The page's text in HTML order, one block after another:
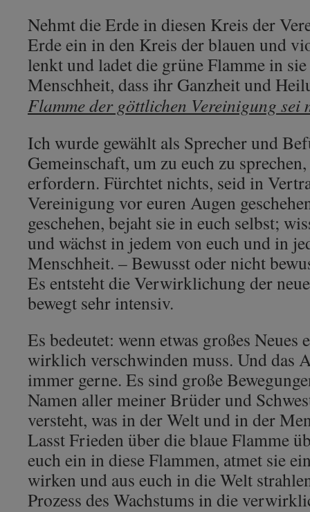
Nehmt die Erde in diesen Kreis der
Erde ein in den Kreis der blauen und
lenkt und ladet die grüne Flamme in
Menschheit, dass ihr Ganzheit und
Flamme der göttlichen Vereinigung sei
Ich wurde gewählt als Sprecher und
Gemeinschaft, um zu euch zu
erfordern. Fürchtet nichts, seid in
Vereinigung vor euren Augen
geschehen, bejaht sie in euch selbst;
und wächst in jedem von euch und in
Menschheit. – Bewusst oder nicht
Es entsteht die Verwirklichung der
bewegt sehr intensiv.
Es bedeutet: wenn etwas großes Neues
wirklich verschwinden muss. Und das
immer gerne. Es sind große
Namen aller meiner Brüder und
versteht, was in der Welt und in der
Lasst Frieden über die blaue Flamme
euch ein in diese Flammen, atmet sie
wirken und aus euch in die Welt
Prozess des Wachstums in die